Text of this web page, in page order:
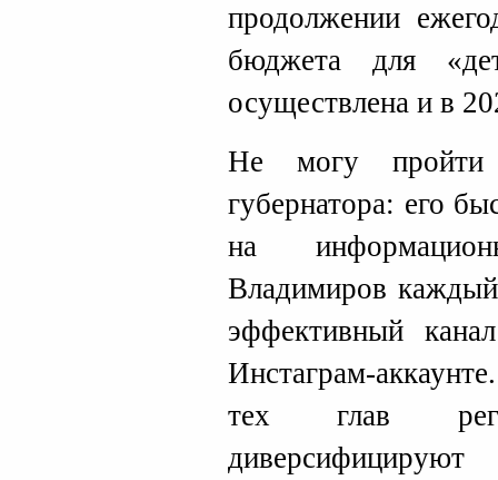
продолжении
бюджета для
осуществлена и в
Не могу
губернатора: его
на
Владимиров каждый
эффективный
Инстаграм-
тех глав